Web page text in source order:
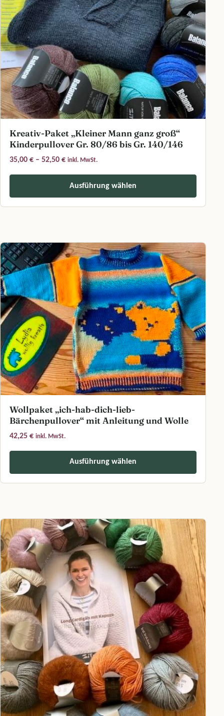
Kreativ-Paket „Kleiner Mann ganz groß“
Kinderpullover Gr. 80/86 bis Gr. 140/146
35,00 € – 52,50 €Preisspanne: 35,00 € bis 52,50 €
inkl. MwSt.
Ausführung wählen
Wollpaket „ich-hab-dich-lieb-
Bärchenpullover“ mit Anleitung und Wolle
42,25 € inkl. MwSt.
Ausführung wählen